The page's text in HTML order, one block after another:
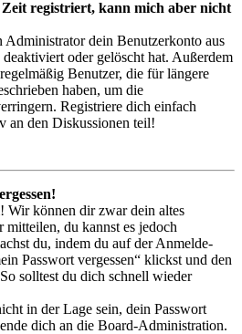
registriert, kann mich aber nicht
Administrator dein Benutzerkonto aus
oder gelöscht hat. Außerdem
Benutzer, die für längere
haben, um die
Registriere dich einfach
an den Diskussionen teil!
Wir können dir zwar dein altes
mitteilen, du kannst es jedoch
du, indem du auf der Anmelde-
Passwort vergessen“ klickst und den
solltest du dich schnell wieder
in der Lage sein, dein Passwort
dich an die Board-Administration.